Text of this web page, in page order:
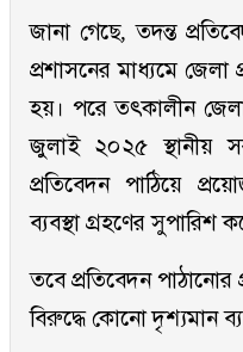
জানা গেছে, তদন্ত
প্রশাসনের মাধ্যমে জেলা
হয়। পরে তৎকালীন
জুলাই ২০২৫ স্থানীয়
প্রতিবেদন পাঠিয়ে
ব্যবস্থা গ্রহণের সুপারিশ
তবে প্রতিবেদন
বিরুদ্ধে কোনো দৃশ্যমান